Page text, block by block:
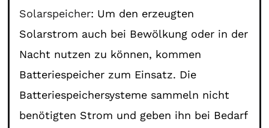
Solarspeicher: Um den erzeugten
Solarstrom auch bei Bewölkung oder in der
Nacht nutzen zu können, kommen
Batteriespeicher zum Einsatz. Die
Batteriespeichersysteme sammeln nicht
benötigten Strom und geben ihn bei Bedarf